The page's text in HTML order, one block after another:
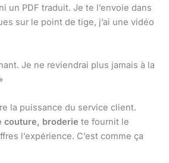
un PDF traduit. Je te l’envoie dans
sur le point de tige, j’ai une vidéo
Je ne reviendrai plus jamais à la
la puissance du service client.
couture, broderie te fournit le
l’expérience. C’est comme ça